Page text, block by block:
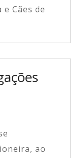
Cães de
ao